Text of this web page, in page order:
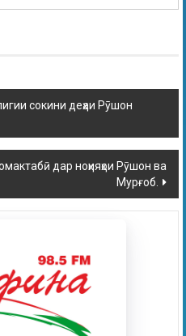
сокини деҳаи Рӯшон
дар ноҳияҳои Рӯшон ва
Мурғоб.